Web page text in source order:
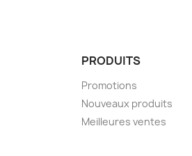
PRODUITS
Promotions
Nouveaux produits
Meilleures ventes